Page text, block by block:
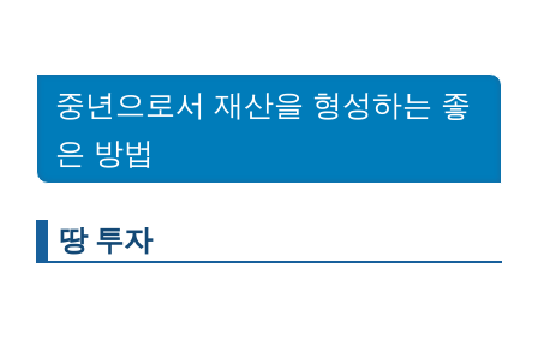
중년으로서 재산을 형성하는 좋
은 방법
땅 투자